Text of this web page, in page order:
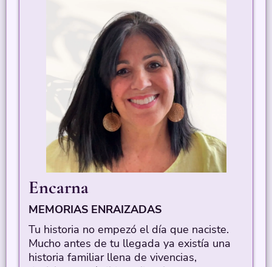
Encarna
MEMORIAS ENRAIZADAS
Tu historia no empezó el día que naciste.
Mucho antes de tu llegada ya existía una
historia familiar llena de vivencias,